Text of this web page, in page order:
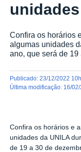
unidades
Confira os horários
algumas unidades
ano, que será de
publicado: 23/12/2022
última modificação: 16/
Confira os horários e
unidades da UNILA
de 19 a 30 de